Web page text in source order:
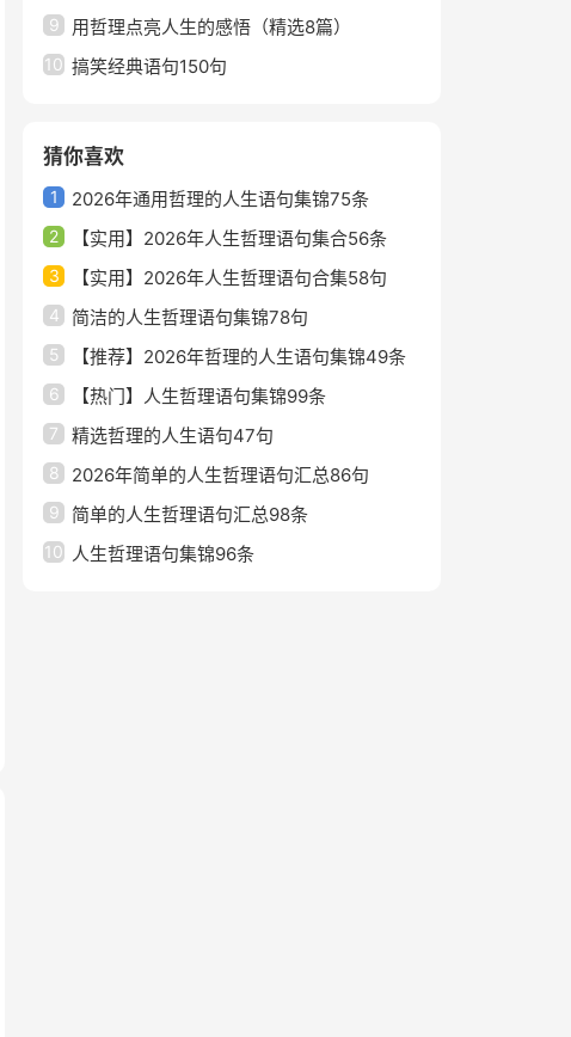
9 用哲理点亮人生的感悟（精选8篇）
10 搞笑经典语句150句
猜你喜欢
1 2026年通用哲理的人生语句集锦75条
2 【实用】2026年人生哲理语句集合56条
3 【实用】2026年人生哲理语句合集58句
4 简洁的人生哲理语句集锦78句
5 【推荐】2026年哲理的人生语句集锦49条
6 【热门】人生哲理语句集锦99条
7 精选哲理的人生语句47句
8 2026年简单的人生哲理语句汇总86句
9 简单的人生哲理语句汇总98条
10 人生哲理语句集锦96条